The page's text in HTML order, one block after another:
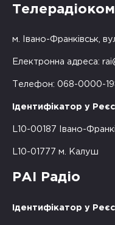
м. Івано-Франківськ,
Електронна адреса:
Телефон: 068-0000-
Ідентифікатор у
L10-00187 Івано-
L10-01777 м. Калуш
РАІ Радіо
Ідентифікатор у